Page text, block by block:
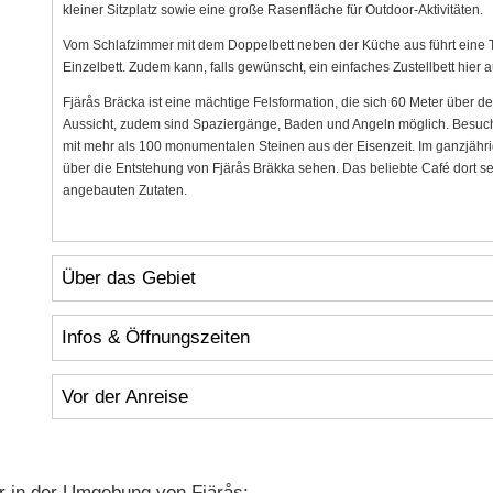
kleiner Sitzplatz sowie eine große Rasenfläche für Outdoor-Aktivitäten.
Vom Schlafzimmer mit dem Doppelbett neben der Küche aus führt
Einzelbett. Zudem kann, falls gewünscht, ein einfaches Zustellbett hier
Fjärås Bräcka ist eine mächtige Felsformation, die sich 60 Meter über
Aussicht, zudem sind Spaziergänge, Baden und Angeln möglich.
mit mehr als 100 monumentalen Steinen aus der Eisenzeit. Im
über die Entstehung von Fjärås Bräkka sehen. Das beliebte Café dort
angebauten Zutaten.
Über das Gebiet
Infos & Öffnungszeiten
Vor der Anreise